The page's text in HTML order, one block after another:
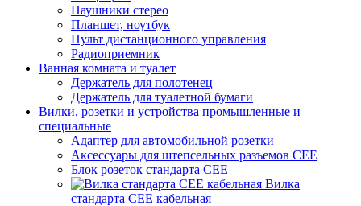
Наушники стерео
Планшет, ноутбук
Пульт дистанционного управления
Радиоприемник
Ванная комната и туалет
Держатель для полотенец
Держатель для туалетной бумаги
Вилки, розетки и устройства промышленные и
специальные
Адаптер для автомобильной розетки
Аксессуары для штепсельных разъемов CEE
Блок розеток стандарта CEE
Вилка
стандарта CEE кабельная